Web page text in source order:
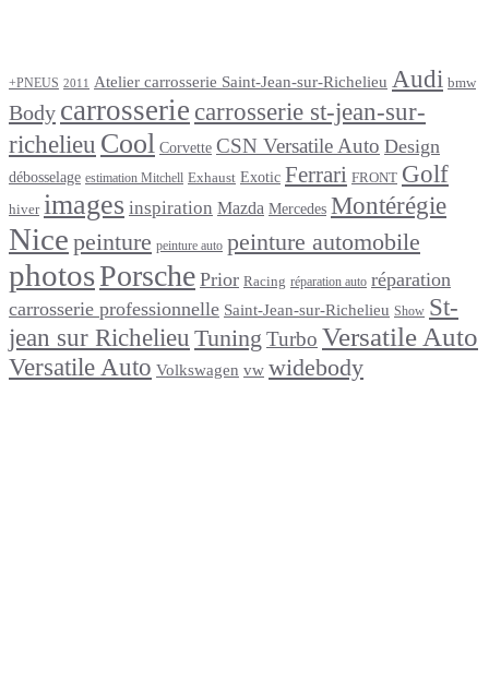
+PNEUS 2011 Atelier carrosserie Saint-Jean-sur-Richelieu Audi bmw
Body carrosserie carrosserie st-jean-sur-
richelieu Cool Corvette CSN Versatile Auto Design
débosselage estimation Mitchell Exhaust Exotic Ferrari FRONT Golf
hiver images inspiration Mazda Mercedes Montérégie
Nice peinture peinture auto peinture automobile
photosPorsche Prior Racing réparation auto réparation
carrosserie professionnelle Saint-Jean-sur-Richelieu Show St-
jean sur Richelieu Tuning Turbo Versatile Auto
Versatile Auto Volkswagen vw widebody